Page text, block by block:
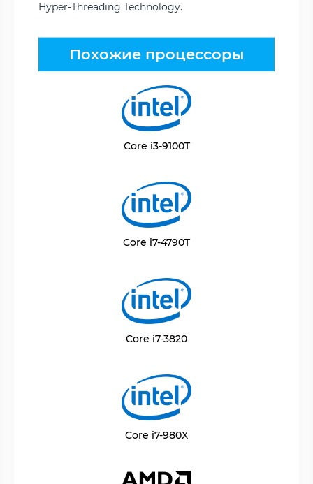
Hyper-Threading Technology.
Похожие процессоры
Core i3-9100T
Core i7-4790T
Core i7-3820
Core i7-980X